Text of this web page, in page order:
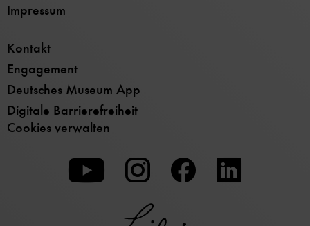
Impressum
Kontakt
Engagement
Deutsches Museum App
Digitale Barrierefreiheit
Cookies verwalten
Zu
unserer
Youtube-
Seite
Zu
unserer
Instagram-
Seite
Zu
unserer